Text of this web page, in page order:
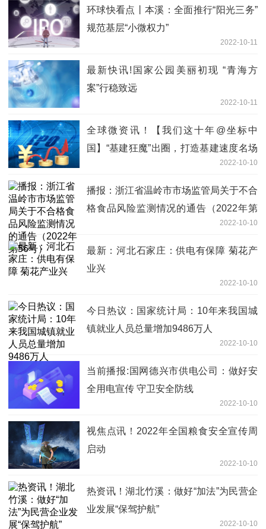
环球快看点丨本溪：全面推行“阳光三务”
规范基层“小微权力”
2022-10-11
最新快讯!国家公园美丽初现 “青海方
案”行稳致远
2022-10-11
全球微资讯！【我们这十年@坐标中
国】“基建狂魔”出圈，打造基建速度名场
2022-10-10
播报：浙江省温岭市市场监管局关于不合
格食品风险监测情况的通告（2022年第
2022-10-10
最新：河北石家庄：供电有保障 菊花产
业兴
2022-10-10
今日热议：国家统计局：10年来我国城
镇就业人员总量增加9486万人
2022-10-10
当前播报:国网德兴市供电公司：做好安
全用电宣传 守卫安全防线
2022-10-10
视焦点讯！2022年全国粮食安全宣传周
启动
2022-10-10
热资讯！湖北竹溪：做好“加法”为民营企
业发展“保驾护航”
2022-10-10